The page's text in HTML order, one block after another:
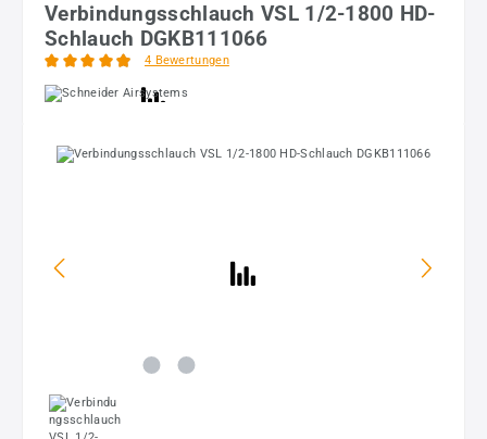
Verbindungsschlauch VSL 1/2-1800 HD-
Schlauch DGKB111066
4 Bewertungen
Bildergalerie überspringen